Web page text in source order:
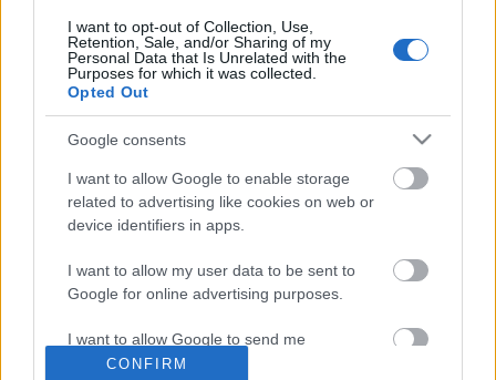
I want to opt-out of Collection, Use,
Retention, Sale, and/or Sharing of my
Personal Data that Is Unrelated with the
Purposes for which it was collected.
Opted Out
Google consents
I want to allow Google to enable storage
related to advertising like cookies on web or
device identifiers in apps.
I want to allow my user data to be sent to
Google for online advertising purposes.
I want to allow Google to send me
personalized advertising.
CONFIRM
MENNYI VOLT VALÓJÁBAN A
TÉNYEK ÉS ADATOK A 16–17. SZÁZADI